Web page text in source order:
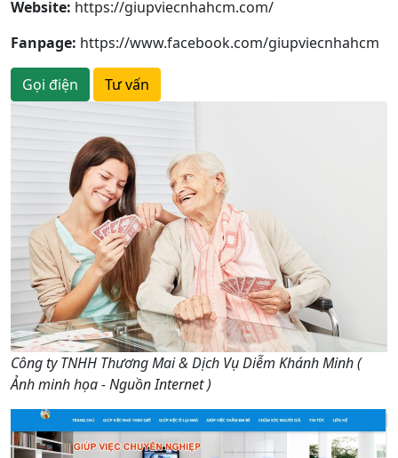
Website: https://giupviecnhahcm.com/
Fanpage: https://www.facebook.com/giupviecnhahcm
Gọi điện Tư vấn
Công ty TNHH Thương Mai & Dịch Vụ Diễm Khánh Minh (
Ảnh minh họa - Nguồn Internet )